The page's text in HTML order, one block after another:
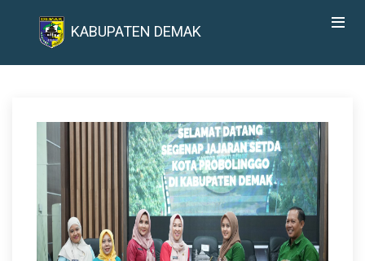
KABUPATEN DEMAK